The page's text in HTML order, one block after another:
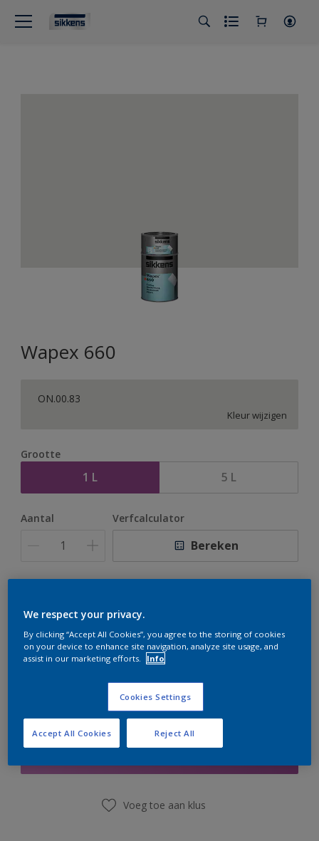
Wapex 660
ON.00.83
Kleur wijzigen
Grootte
1 L 5 L
Aantal Verfcalculator
Bereken
te bestellen. Houd de website in de gaten, we werken
Boodschappenlijst
Voeg toe aan klus
We respect your privacy.
By clicking “Accept All Cookies”, you agree to the storing of cookies
on your device to enhance site navigation, analyze site usage, and
assist in our marketing efforts.
Info
Cookies Settings
Reject All
Accept All Cookies